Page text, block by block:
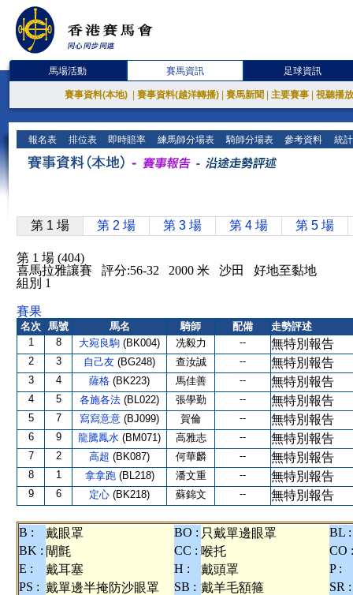
馬場活動 賽馬資訊 足球資訊
賽事資料(本地) 賽事資料(越洋轉播) 賽馬新聞 主要賽事 視聽播
報名表 排位表 即時賠率 練馬師分場表 騎師分場表 參考資料 統
第 1 場 第 2 場 第 3 場 第 4 場 第 5 場
第 1 場 (404)
喜馬拉雅讓賽 評分:56-32 2000 米 沙田 好地至黏地
組別 1
賽果
名次 馬號 馬名 騎師 配備
走勢評述
1
8 大宛良駒 (BK004) 冼毅力 -- 無特別報告
2 3 自己友 (BG248) 查汝誠 -- 無特別報告
3 4 薩格 (BK223) 馬佳善 -- 無特別報告
4 5 各施各法 (BL022) 張學勤 -- 無特別報告
5 7 寫寫意意 (BJ099) 賀倫 -- 無特別報告
6 9 龍騰鳳水 (BM071) 高雅志 -- 無特別報告
7 2 高超 (BK087) 何華麟 -- 無特別報告
8 1 拿拿跑 (BL218) 潘文重 -- 無特別報告
9 6 定心 (BK218) 蘇錦文 -- 無特別報告
B : 戴眼罩 BO : 只戴單邊眼罩
BL :
BK : 閘氈 CC : 喉托
CO :
E :
戴耳塞 H : 戴頭罩
P :
PS : 戴單邊半掩防沙眼罩 SB : 戴羊毛額箍
SR :